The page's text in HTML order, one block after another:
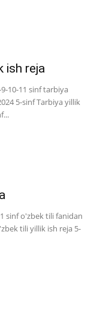
ish reja
10-11 sinf tarbiya
5-sinf Tarbiya yillik
sinf o'zbek tili fanidan
tili yillik ish reja 5-